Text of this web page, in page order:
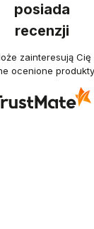
posiada
recenzji
zainteresują Cię
ocenione produkty